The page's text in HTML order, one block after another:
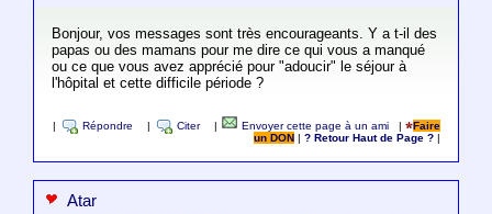
Bonjour, vos messages sont très encourageants. Y a t-il des
papas ou des mamans pour me dire ce qui vous a manqué
ou ce que vous avez apprécié pour "adoucir" le séjour à
l'hôpital et cette difficile période ?
Répondre Citer Envoyer cette page à un ami |
Faire
un DON
|? Retour Haut de Page ?
Atar